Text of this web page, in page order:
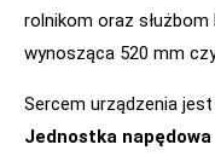
rolnikom oraz
wynosząca 520 mm
Sercem urządzenia
Jednostka